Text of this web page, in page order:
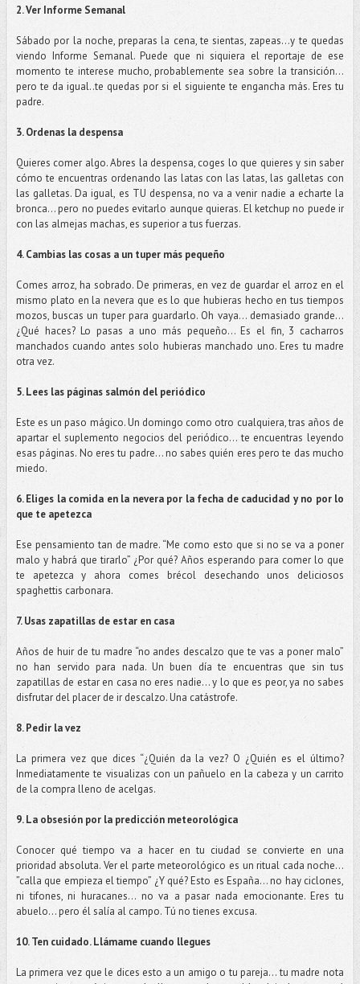
2. Ver Informe Semanal
Sábado por la noche, preparas la cena, te sientas, zapeas…y te quedas
viendo Informe Semanal. Puede que ni siquiera el reportaje de ese
momento te interese mucho, probablemente sea sobre la transición…
pero te da igual..te quedas por si el siguiente te engancha más. Eres tu
padre.
3. Ordenas la despensa
Quieres comer algo. Abres la despensa, coges lo que quieres y sin saber
cómo te encuentras ordenando las latas con las latas, las galletas con
las galletas. Da igual, es TU despensa, no va a venir nadie a echarte la
bronca… pero no puedes evitarlo aunque quieras. El ketchup no puede ir
con las almejas machas, es superior a tus fuerzas.
4. Cambias las cosas a un tuper más pequeño
Comes arroz, ha sobrado. De primeras, en vez de guardar el arroz en el
mismo plato en la nevera que es lo que hubieras hecho en tus tiempos
mozos, buscas un tuper para guardarlo. Oh vaya… demasiado grande…
¿Qué haces? Lo pasas a uno más pequeño… Es el fin, 3 cacharros
manchados cuando antes solo hubieras manchado uno. Eres tu madre
otra vez.
5. Lees las páginas salmón del periódico
Este es un paso mágico. Un domingo como otro cualquiera, tras años de
apartar el suplemento negocios del periódico… te encuentras leyendo
esas páginas. No eres tu padre… no sabes quién eres pero te das mucho
miedo.
6. Eliges la comida en la nevera por la fecha de caducidad y no por lo
que te apetezca
Ese pensamiento tan de madre. “Me como esto que si no se va a poner
malo y habrá que tirarlo” ¿Por qué? Años esperando para comer lo que
te apetezca y ahora comes brécol desechando unos deliciosos
spaghettis carbonara.
7. Usas zapatillas de estar en casa
Años de huir de tu madre “no andes descalzo que te vas a poner malo”
no han servido para nada. Un buen día te encuentras que sin tus
zapatillas de estar en casa no eres nadie… y lo que es peor, ya no sabes
disfrutar del placer de ir descalzo. Una catástrofe.
8. Pedir la vez
La primera vez que dices “¿Quién da la vez? O ¿Quién es el último?
Inmediatamente te visualizas con un pañuelo en la cabeza y un carrito
de la compra lleno de acelgas.
9. La obsesión por la predicción meteorológica
Conocer qué tiempo va a hacer en tu ciudad se convierte en una
prioridad absoluta. Ver el parte meteorológico es un ritual cada noche…
”calla que empieza el tiempo” ¿Y qué? Esto es España… no hay ciclones,
ni tifones, ni huracanes… no va a pasar nada emocionante. Eres tu
abuelo… pero él salía al campo. Tú no tienes excusa.
10. Ten cuidado. Llámame cuando llegues
La primera vez que le dices esto a un amigo o tu pareja… tu madre nota